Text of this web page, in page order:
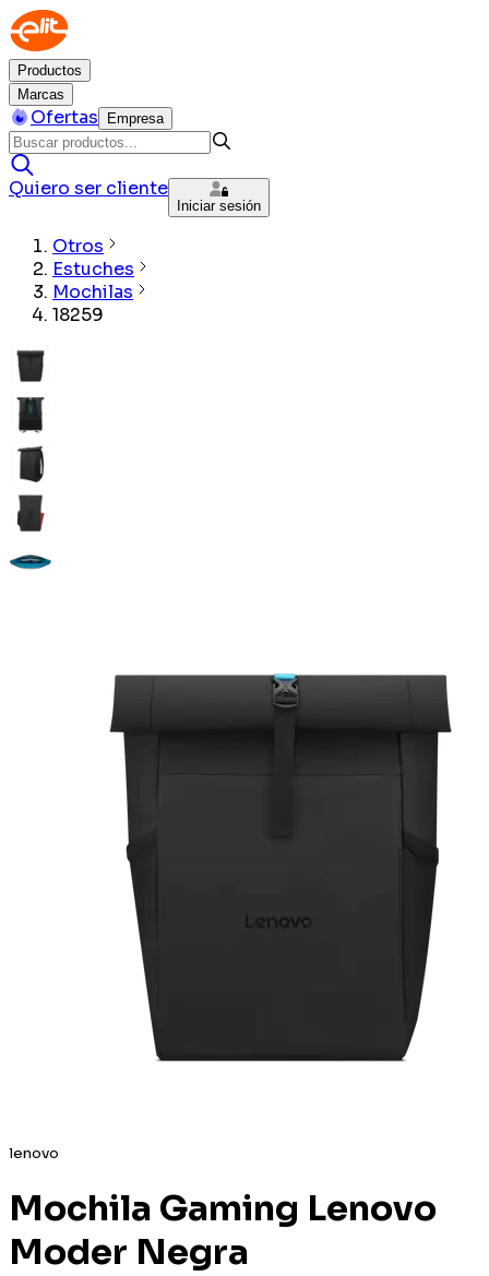
Productos
Marcas
Ofertas Empresa
Quiero ser cliente
Iniciar sesión
Otros
Estuches
Mochilas
18259
lenovo
Mochila Gaming Lenovo
Moder Negra